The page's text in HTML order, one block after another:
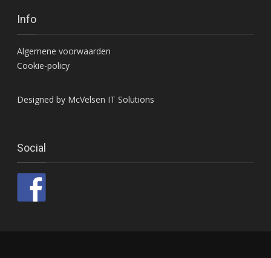
Info
Algemene voorwaarden
Cookie-policy
Designed by McVelsen IT Solutions
Social